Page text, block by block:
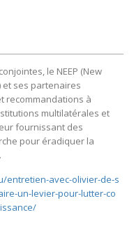
le NEEP (New
et ses partenaires
recommandations à
multilatérales et
fournissant des
pour éradiquer la
entretien-avec-olivier-de-s
un-levier-pour-lutter-co